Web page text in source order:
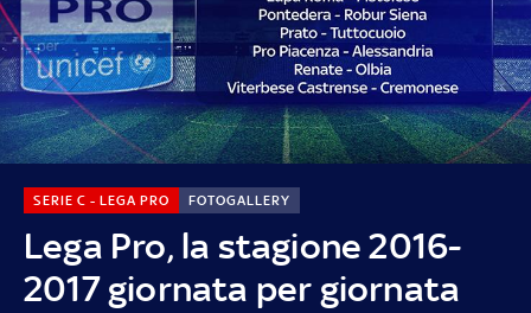
Lega Pro, la stagione 2016-
2017 giornata per giornata
SERIE C - LEGA PRO FOTOGALLERY